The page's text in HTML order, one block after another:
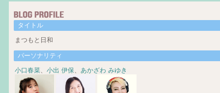
タイトル
まつもと日和
パーソナリティ
小口春菜、 小出 伊保、 あかざわ みゆき